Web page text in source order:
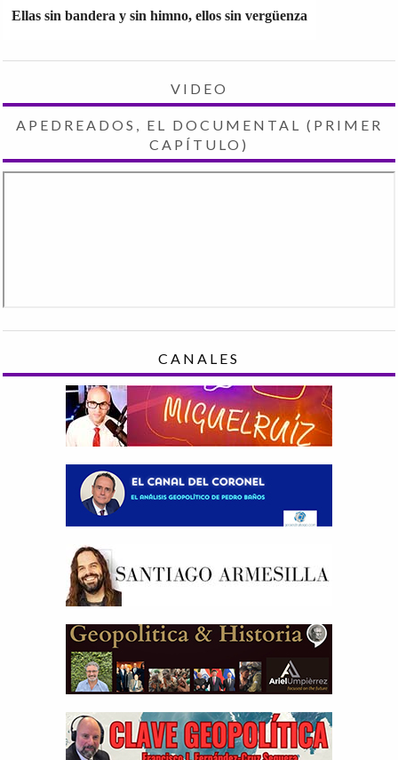
Ellas sin bandera y sin himno, ellos sin vergüenza
VIDEO
APEDREADOS, EL DOCUMENTAL (PRIMER
CAPÍTULO)
CANALES